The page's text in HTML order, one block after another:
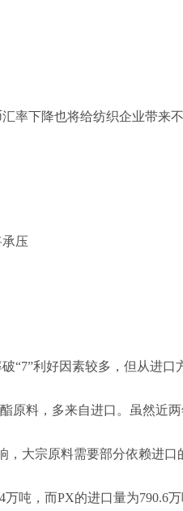
率下降也将给纺织企业带来
压
“7”利好因素较多，但从进
原料，多来自进口。虽然近
，大宗原料需要部分依赖进
万吨，而PX的进口量为790.6